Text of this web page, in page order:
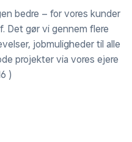
bedre – for vores kunder
Det gør vi gennem flere
jobmuligheder til alle
projekter via vores ejere
)